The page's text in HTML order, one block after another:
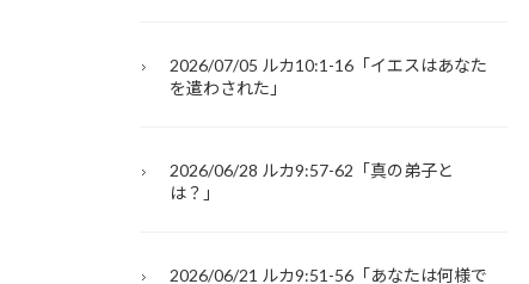
2026/07/05 ルカ10:1-16「イエスはあなた
を遣わされた」
2026/06/28 ルカ9:57-62「真の弟子と
は？」
2026/06/21 ルカ9:51-56「あなたは何様で